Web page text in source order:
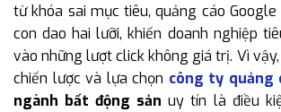
từ khóa sai mục tiêu, quảng cáo
con dao hai lưỡi, khiến doanh nghiệp
vào những lượt click không giá trị. Vì
chiến lược và lựa chọn công ty quảng
ngành bất động sản uy tín là điều